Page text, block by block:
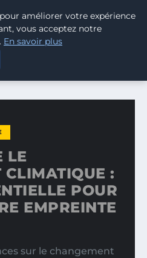
BLOG
CLIMATIQUE : UNE CLÉ…
LE
CLIMATIQUE :
POUR
EMPREINTE
sur le changement
améliorer votre expérience
vous acceptez notre
En savoir plus